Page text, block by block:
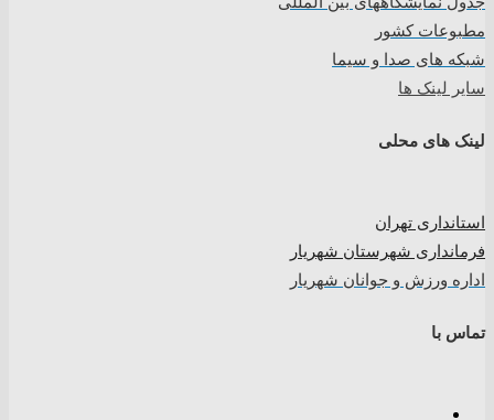
مطبوعات کشور
شبکه های صدا و سیما
سایر لینک ها
لینک های محلی
استانداری تهران
فرمانداری شهرستان شهریار
اداره ورزش و جوانان شهریار
تماس با